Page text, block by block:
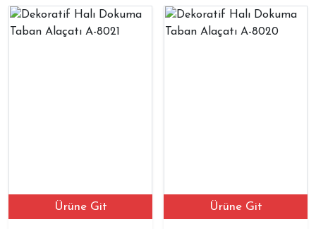
Ürüne Git Ürüne Git